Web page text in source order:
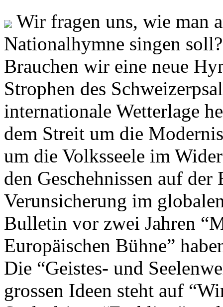
Wir fragen uns, wie man
Nationalhymne singen
Brauchen wir eine neue
Strophen des
internationale Wetterlage
dem Streit um die
um die Volksseele im
den Geschehnissen auf
Verunsicherung im
Bulletin vor zwei Jahren
Europäischen Bühne”
Die “Geistes- und
grossen Ideen steht auf